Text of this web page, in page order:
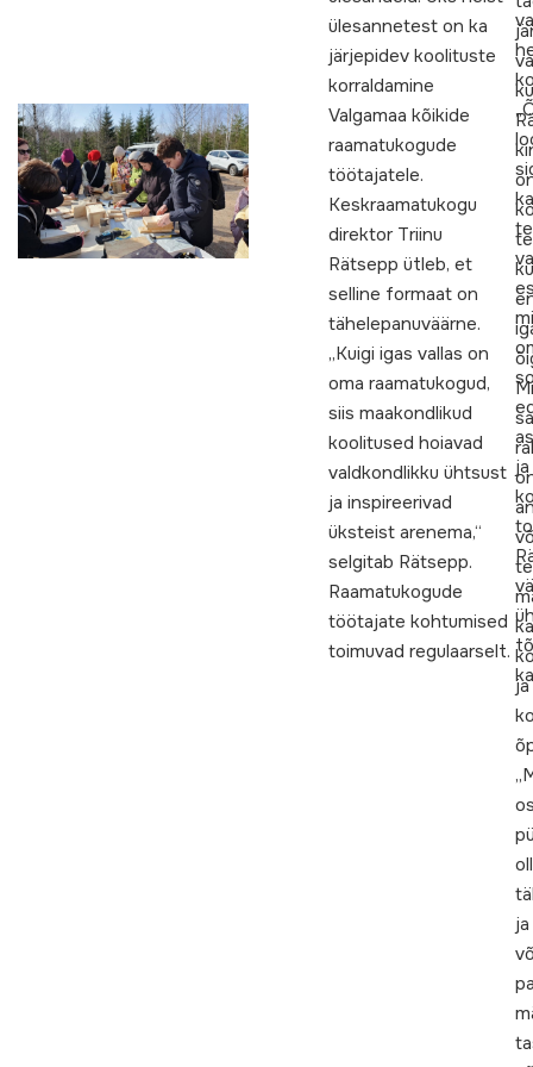
ülesannetest on ka
järjepidev koolituste
korraldamine
Valgamaa kõikide
raamatukogude
töötajatele.
Keskraamatukogu
direktor Triinu
Rätsepp ütleb, et
selline formaat on
tähelepanuväärne.
„Kuigi igas vallas on
oma raamatukogud,
siis maakondlikud
koolitused hoiavad
valdkondlikku ühtsust
ja inspireerivad
üksteist arenema,“
selgitab Rätsepp.
Raamatukogude
töötajate kohtumised
toimuvad regulaarselt.
ja
ja
ka
ja